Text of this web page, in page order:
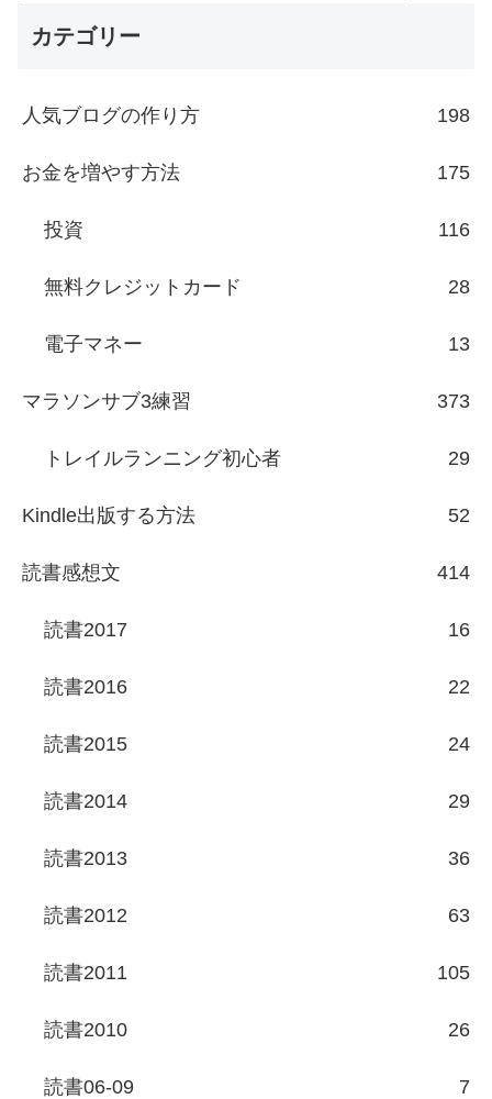
カテゴリー
人気ブログの作り方 198
お金を増やす方法 175
投資 116
無料クレジットカード 28
電子マネー 13
マラソンサブ3練習 373
トレイルランニング初心者 29
Kindle出版する方法 52
読書感想文 414
読書2017 16
読書2016 22
読書2015 24
読書2014 29
読書2013 36
読書2012 63
読書2011 105
読書2010 26
読書06-09 7